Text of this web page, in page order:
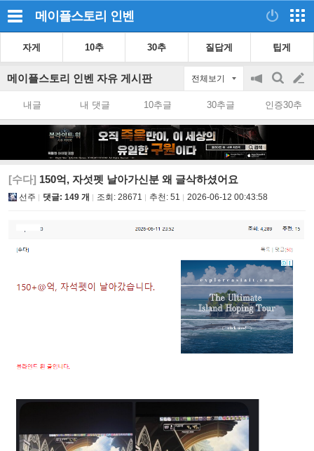
메이플스토리 인벤
자게 10추 30추 질답게 팁게
메이플스토리 인벤 자유 게시판 전체보기
공
on/off
검
색
글
쓰
내글 내 댓글 10추글 30추글 인증30추
[수다] 150억, 자섯펫 날아가신분 왜 글삭하셨어요
선주 댓글: 149 개 조회: 28671 추천: 51 2026-06-12 00:43:58